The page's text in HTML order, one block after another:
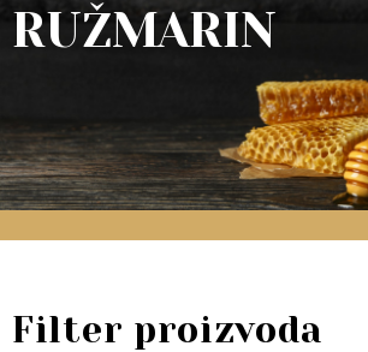
RUŽMARIN
Filter proizvoda